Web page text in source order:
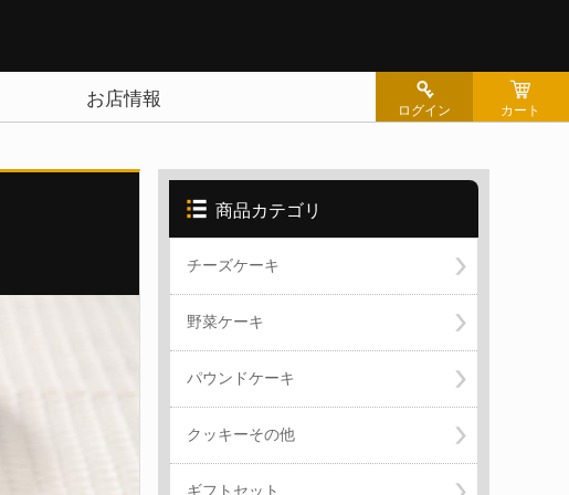
お店情報
商品カテゴリ
チーズケーキ
野菜ケーキ
パウンドケーキ
クッキーその他
ギフトセット
ログイン カート